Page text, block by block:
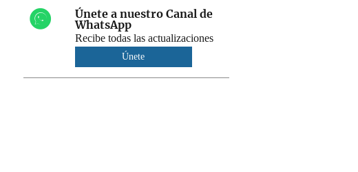
Únete a nuestro Canal de
WhatsApp
Recibe todas las actualizaciones
Únete